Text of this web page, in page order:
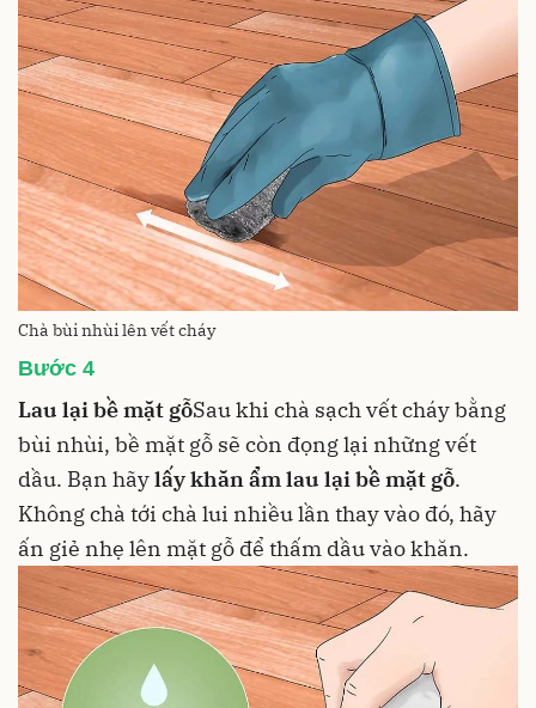
Chà bùi nhùi lên vết cháy
Bước 4
Lau lại bề mặt gỗSau khi chà sạch vết cháy bằng
bùi nhùi, bề mặt gỗ sẽ còn đọng lại những vết
dầu. Bạn hãylấy khăn ẩm lau lại bề mặt gỗ.
Không chà tới chà lui nhiều lần thay vào đó, hãy
ấn giẻ nhẹ lên mặt gỗ để thấm dầu vào khăn.